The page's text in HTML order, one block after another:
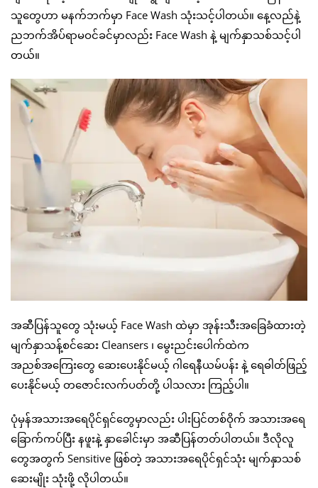
သူတွေဟာ မနက်ဘက်မှာ Face Wash သုံးသင့်ပါတယ်။ နေ့လည်နဲ့
ညဘက်အိပ်ရာမဝင်ခင်မှာလည်း Face Wash နဲ့ မျက်နှာသစ်သင့်ပါ
တယ်။
အဆီပြန်သူတွေ သုံးမယ့် Face Wash ထဲမှာ အုန်းသီးအခြေခံထားတဲ့
မျက်နှာသန့်စင်ဆေး Cleansers ၊ မွေးညင်းပေါက်ထဲက
အညစ်အကြေးတွေ ဆေးပေးနိုင်မယ့် ဂါရေနီယမ်ပန်း နဲ့ ရေဓါတ်ဖြည့်
ပေးနိုင်မယ့် တဇောင်းလက်ပတ်တို့ ပါသလား ကြည့်ပါ။
ပုံမှန်အသားအရေပိုင်ရှင်တွေမှာလည်း ပါးပြင်တစ်ဝိုက် အသားအရေ
ခြောက်ကပ်ပြီး နဖူးနဲ့ နှာခေါင်းမှာ အဆီပြန်တတ်ပါတယ်။ ဒီလိုလူ
တွေအတွက် Sensitive ဖြစ်တဲ့ အသားအရေပိုင်ရှင်သုံး မျက်နှာသစ်
ဆေးမျိုး သုံးဖို့ လိုပါတယ်။